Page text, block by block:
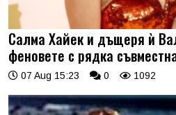
Салма Хайек и дъщеря ѝ
феновете с рядка
07 Aug 15:23 0 1092